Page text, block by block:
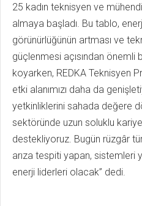
25 kadın teknisyen ve
almaya başladı. Bu tablo,
görünürlüğünün artması ve
güçlenmesi açısından
koyarken, REDKA Teknisyen
etki alanımızı daha da
yetkinliklerini sahada değere
sektöründe uzun soluklu
destekliyoruz. Bugün rüzgâr
arıza tespiti yapan, sistemleri
enerji liderleri olacak” dedi.